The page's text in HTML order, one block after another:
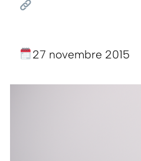
27 novembre 2015